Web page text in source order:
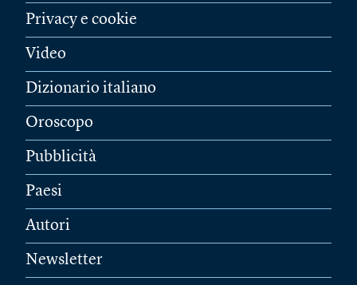
Privacy e cookie
Video
Dizionario italiano
Oroscopo
Pubblicità
Paesi
Autori
Newsletter